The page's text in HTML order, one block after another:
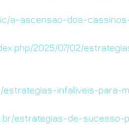
a-ascensao-dos-
2025/07/02/
estrategias-infaliveis-para-
estrategias-de-